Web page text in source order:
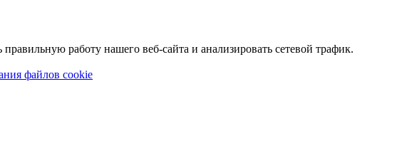
работу нашего веб-сайта и анализировать сетевой трафик.
файлов cookie